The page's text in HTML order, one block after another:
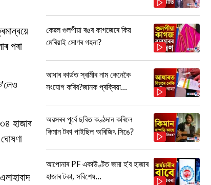
পৰা
হাজাৰ
কেৱল গুলপীয়া ৰঙৰ কাগজেৰে কিয়
মেৰিয়াই সোণৰ গহনা?
আধাৰ কাৰ্ডত স্বামীৰ নাম কেনেকৈ
সংযোগ কৰিব?জানক প্ৰক্ৰিয়া...
অৱসৰৰ পূৰ্বে ছবিত কণ্ঠদান কৰিলে
কিমান টকা পাইছিল অৰিজিৎ সিঙে?
আপোনাৰ PF একাউণ্টত জমা হ’ব হাজাৰ
হাজাৰ টকা, সবিশেষ...